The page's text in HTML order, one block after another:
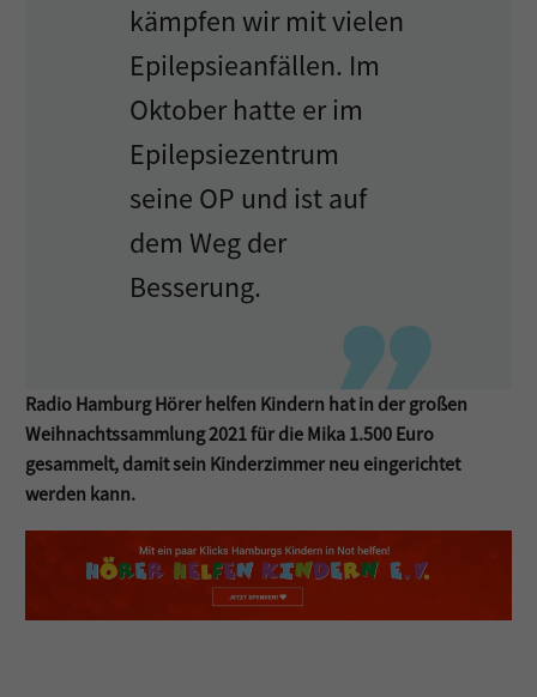
kämpfen wir mit vielen
Epilepsieanfällen. Im
Oktober hatte er im
Epilepsiezentrum
seine OP und ist auf
dem Weg der
Besserung.
Radio Hamburg Hörer helfen Kindern hat in der großen
Weihnachtssammlung 2021 für die Mika 1.500 Euro
gesammelt, damit sein Kinderzimmer neu eingerichtet
werden kann.